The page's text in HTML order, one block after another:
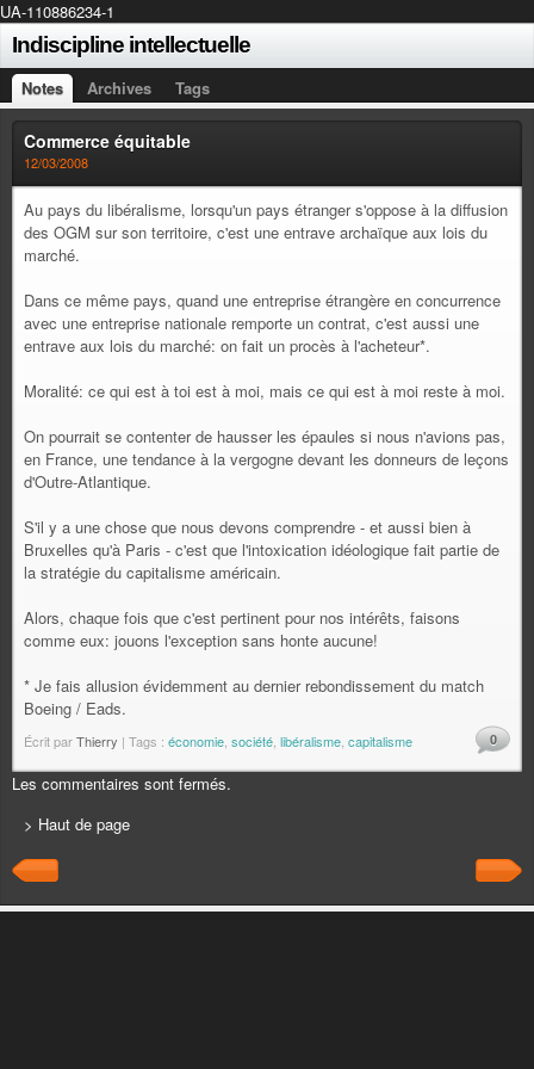
UA-110886234-1
Indiscipline intellectuelle
Notes Archives Tags
Commerce équitable
12/03/2008
Au pays du libéralisme, lorsqu'un pays étranger s'oppose à la diffusion
des OGM sur son territoire, c'est une entrave archaïque aux lois du
marché.
Dans ce même pays, quand une entreprise étrangère en concurrence
avec une entreprise nationale remporte un contrat, c'est aussi une
entrave aux lois du marché: on fait un procès à l'acheteur*.
Moralité: ce qui est à toi est à moi, mais ce qui est à moi reste à moi.
On pourrait se contenter de hausser les épaules si nous n'avions pas,
en France, une tendance à la vergogne devant les donneurs de leçons
d'Outre-Atlantique.
S'il y a une chose que nous devons comprendre - et aussi bien à
Bruxelles qu'à Paris - c'est que l'intoxication idéologique fait partie de
la stratégie du capitalisme américain.
Alors, chaque fois que c'est pertinent pour nos intérêts, faisons
comme eux: jouons l'exception sans honte aucune!
* Je fais allusion évidemment au dernier rebondissement du match
Boeing / Eads.
Écrit parThierry | Tags : économie société libéralisme capitalisme 0
Les commentaires sont fermés.
> Haut de page